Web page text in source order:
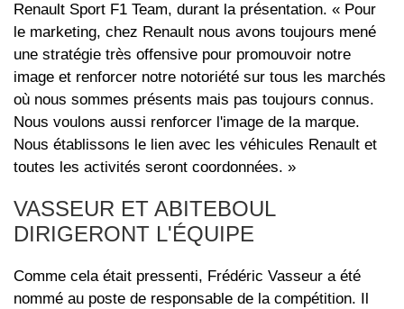
Renault Sport F1 Team, durant la présentation. « Pour
le marketing, chez Renault nous avons toujours mené
une stratégie très offensive pour promouvoir notre
image et renforcer notre notoriété sur tous les marchés
où nous sommes présents mais pas toujours connus.
Nous voulons aussi renforcer l'image de la marque.
Nous établissons le lien avec les véhicules Renault et
toutes les activités seront coordonnées. »
VASSEUR ET ABITEBOUL
DIRIGERONT L'ÉQUIPE
Comme cela était pressenti, Frédéric Vasseur a été
nommé au poste de responsable de la compétition. Il